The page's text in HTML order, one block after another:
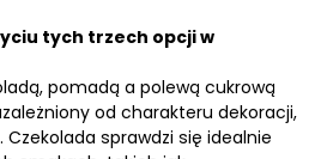
tych trzech opcji w
pomadą a polewą cukrową
od charakteru dekoracji,
sprawdzi się idealnie